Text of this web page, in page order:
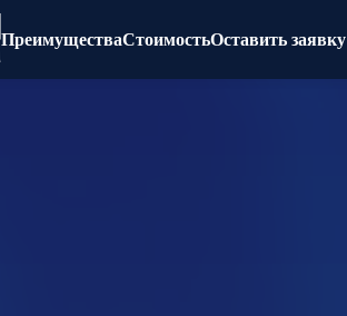
ПреимуществаСтоимостьОставить заявку